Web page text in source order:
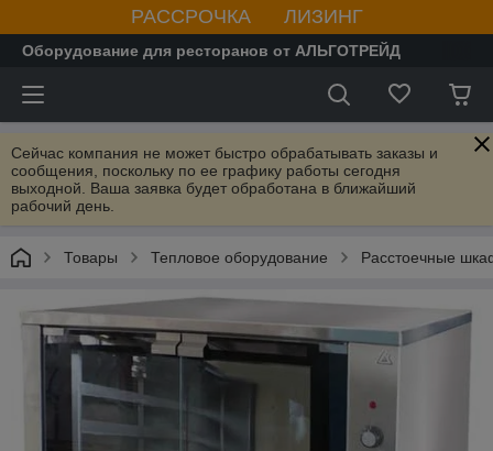
РАССРОЧКА ЛИЗИНГ
Оборудование для ресторанов от АЛЬГОТРЕЙД
Сейчас компания не может быстро обрабатывать заказы и
сообщения, поскольку по ее графику работы сегодня
выходной. Ваша заявка будет обработана в ближайший
рабочий день.
Товары Тепловое оборудование Расстоечные